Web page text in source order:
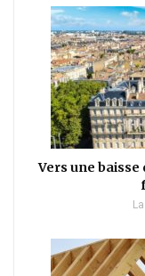
Vers une baisse